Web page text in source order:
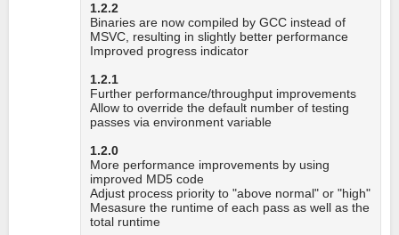
1.2.2
Binaries are now compiled by GCC instead of
MSVC, resulting in slightly better performance
Improved progress indicator
1.2.1
Further performance/throughput improvements
Allow to override the default number of testing
passes via environment variable
1.2.0
More performance improvements by using
improved MD5 code
Adjust process priority to "above normal" or "high"
Mesasure the runtime of each pass as well as the
total runtime